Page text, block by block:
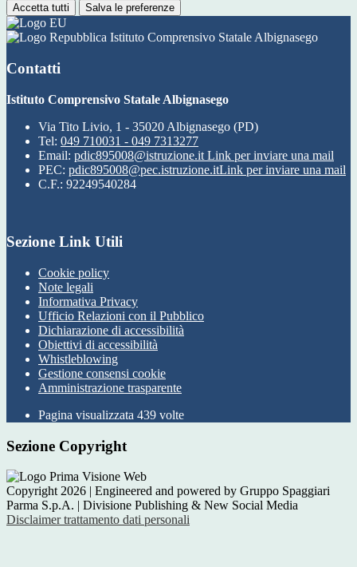
Accetta tutti Salva le preferenze
Istituto Comprensivo Statale Albignasego
Contatti
Istituto Comprensivo Statale Albignasego
Via Tito Livio, 1 - 35020 Albignasego (PD)
Tel: 049 710031 - 049 7313277
Email: pdic895008@istruzione.it Link per inviare una mail
PEC: pdic895008@pec.istruzione.itLink per inviare una mail
C.F.: 92249540284
Sezione Link Utili
Cookie policy
Note legali
Informativa Privacy
Ufficio Relazioni con il Pubblico
Dichiarazione di accessibilità
Obiettivi di accessibilità
Whistleblowing
Gestione consensi cookie
Amministrazione trasparente
Pagina visualizzata 439 volte
Sezione Copyright
Copyright 2026 | Engineered and powered by Gruppo Spaggiari
Parma S.p.A. | Divisione Publishing & New Social Media
Disclaimer trattamento dati personali